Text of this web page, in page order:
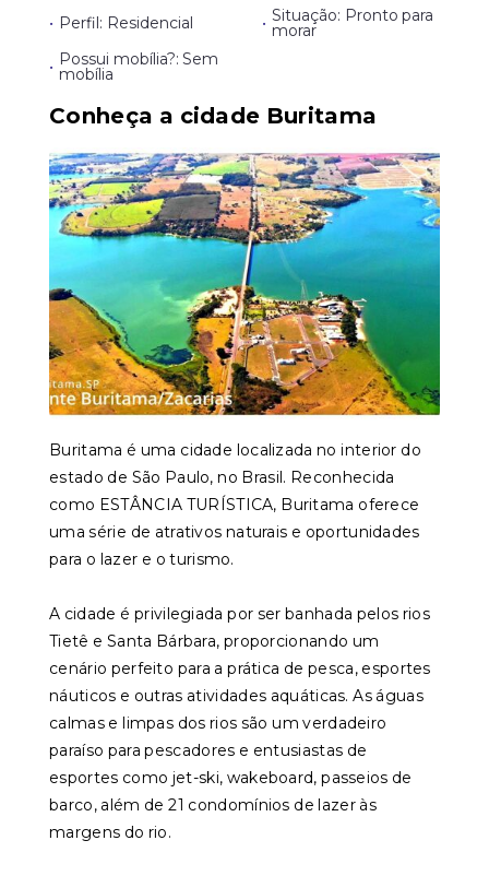
• Perfil: Residencial • Situação: Pronto para
morar
• Possui mobília?: Sem
mobília
Conheça a cidade Buritama
Buritama é uma cidade localizada no interior do
estado de São Paulo, no Brasil. Reconhecida
como ESTÂNCIA TURÍSTICA, Buritama oferece
uma série de atrativos naturais e oportunidades
para o lazer e o turismo.
A cidade é privilegiada por ser banhada pelos rios
Tietê e Santa Bárbara, proporcionando um
cenário perfeito para a prática de pesca, esportes
náuticos e outras atividades aquáticas. As águas
calmas e limpas dos rios são um verdadeiro
paraíso para pescadores e entusiastas de
esportes como jet-ski, wakeboard, passeios de
barco, além de 21 condomínios de lazer às
margens do rio.